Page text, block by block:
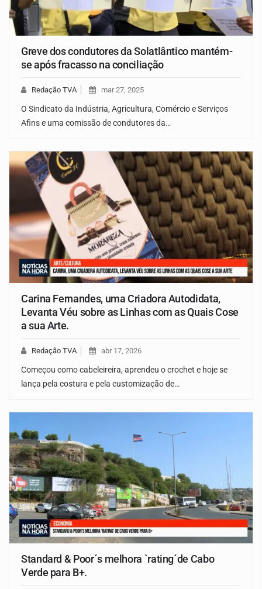
Greve dos condutores da Solatlântico mantém-
se após fracasso na conciliação
Redação TVA mar 27, 2025
O Sindicato da Indústria, Agricultura, Comércio e Serviços
Afins e uma comissão de condutores da…
Carina Fernandes, uma Criadora Autodidata,
Levanta Véu sobre as Linhas com as Quais Cose
a sua Arte.
Redação TVA abr 17, 2026
Começou como cabeleireira, aprendeu o crochet e hoje se
lança pela costura e pela customização de…
Standard & Poor´s melhora `rating´de Cabo
Verde para B+.